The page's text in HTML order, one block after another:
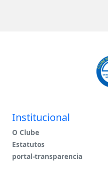
Institucional
O Clube
Estatutos
portal-transparencia